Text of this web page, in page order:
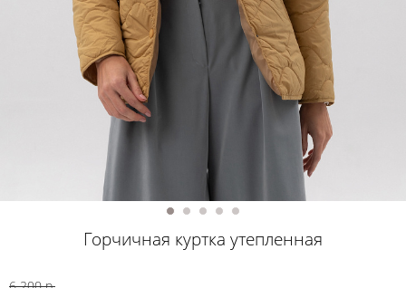
Горчичная куртка утепленная